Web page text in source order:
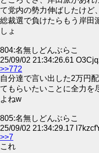
て党内の勢力伸ばしたけど
総裁選で負けたらもう岸田
しょ
804:名無しどんぶらこ
25/09/02 21:34:26.61
>>772
自分達で言い出した2万円
てもらいたいことに全力を
よねw
805:名無しどんぶらこ
25/09/02 21:34:29.17
>>7
これ